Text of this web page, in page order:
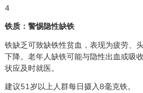
4
铁质：警惕隐性缺铁
铁缺乏可致缺铁性贫血，表现为疲劳、
下降。老年人缺铁可能与隐性出血或吸
状应及时就医。
建议51岁以上人群每日摄入8毫克铁。